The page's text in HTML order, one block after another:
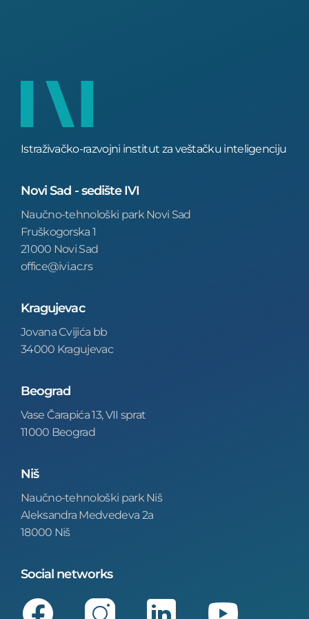
Istraživačko-razvojni institut za veštačku inteligenciju
Novi Sad - sedište IVI
Naučno-tehnološki park Novi Sad
Fruškogorska 1
21000 Novi Sad
office@ivi.ac.rs
Kragujevac
Jovana Cvijića bb
34000 Kragujevac
Beograd
Vase Čarapića 13, VII sprat
11000 Beograd
Niš
Naučno-tehnološki park Niš
Aleksandra Medvedeva 2a
18000 Niš
Social networks
Facebook Instagram LinkedIn